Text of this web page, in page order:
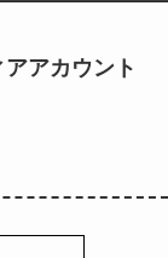
アカウント